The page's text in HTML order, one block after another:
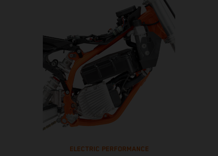
ELECTRIC PERFORMANCE